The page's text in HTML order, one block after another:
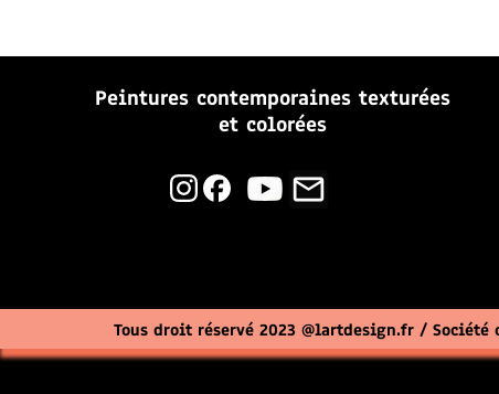
Peintures contemporaines texturées
et colorées
mail_outline
Tous droit réservé 2023 @lartdesign.fr /